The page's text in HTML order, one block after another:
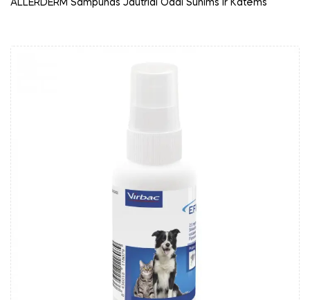
ALLERDERM Šampūnas Jautriai Odai Šunims Ir Katėms